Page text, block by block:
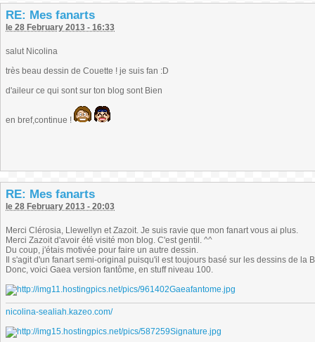
RE: Mes fanarts
le 28 February 2013 - 16:33
salut Nicolina
très beau dessin de Couette ! je suis fan :D
d'aileur ce qui sont sur ton blog sont Bien
en bref,continue !
RE: Mes fanarts
le 28 February 2013 - 20:03
Merci Clérosia, Llewellyn et Zazoit. Je suis ravie que mon fanart vous ai plus.
Merci Zazoit d'avoir été visité mon blog. C'est gentil. ^^
Du coup, j'étais motivée pour faire un autre dessin.
Il s'agit d'un fanart semi-original puisqu'il est toujours basé sur les dessins de la
Donc, voici Gaea version fantôme, en stuff niveau 100.
nicolina-sealiah.kazeo.com/